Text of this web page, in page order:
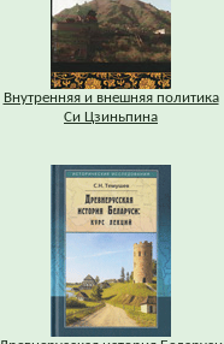
Внутренняя и внешняя политика
Си Цзиньпина